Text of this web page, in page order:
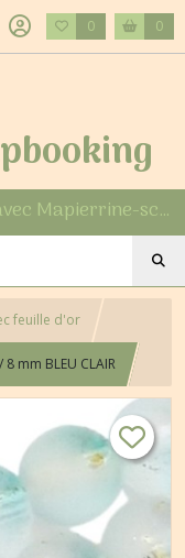
0 0
Créez, personnalisez, émerveillez avec Mapierrine-scrapbooking
feuille d'or
mm BLEU CLAIR